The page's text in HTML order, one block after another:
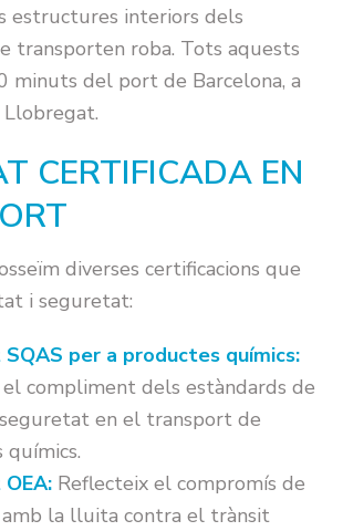
estructures interiors dels
transporten roba. Tots aquests
minuts del port de Barcelona, a
CERTIFICADA EN
diverses certificacions que
i seguretat:
per a productes químics:
compliment dels estàndards de
en el transport de
Reflecteix el compromís de
amb la lluita contra el trànsit